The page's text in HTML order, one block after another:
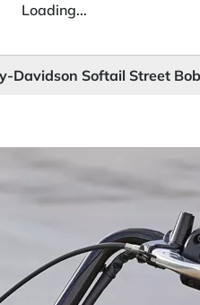
Loading...
Davidson Softail Street